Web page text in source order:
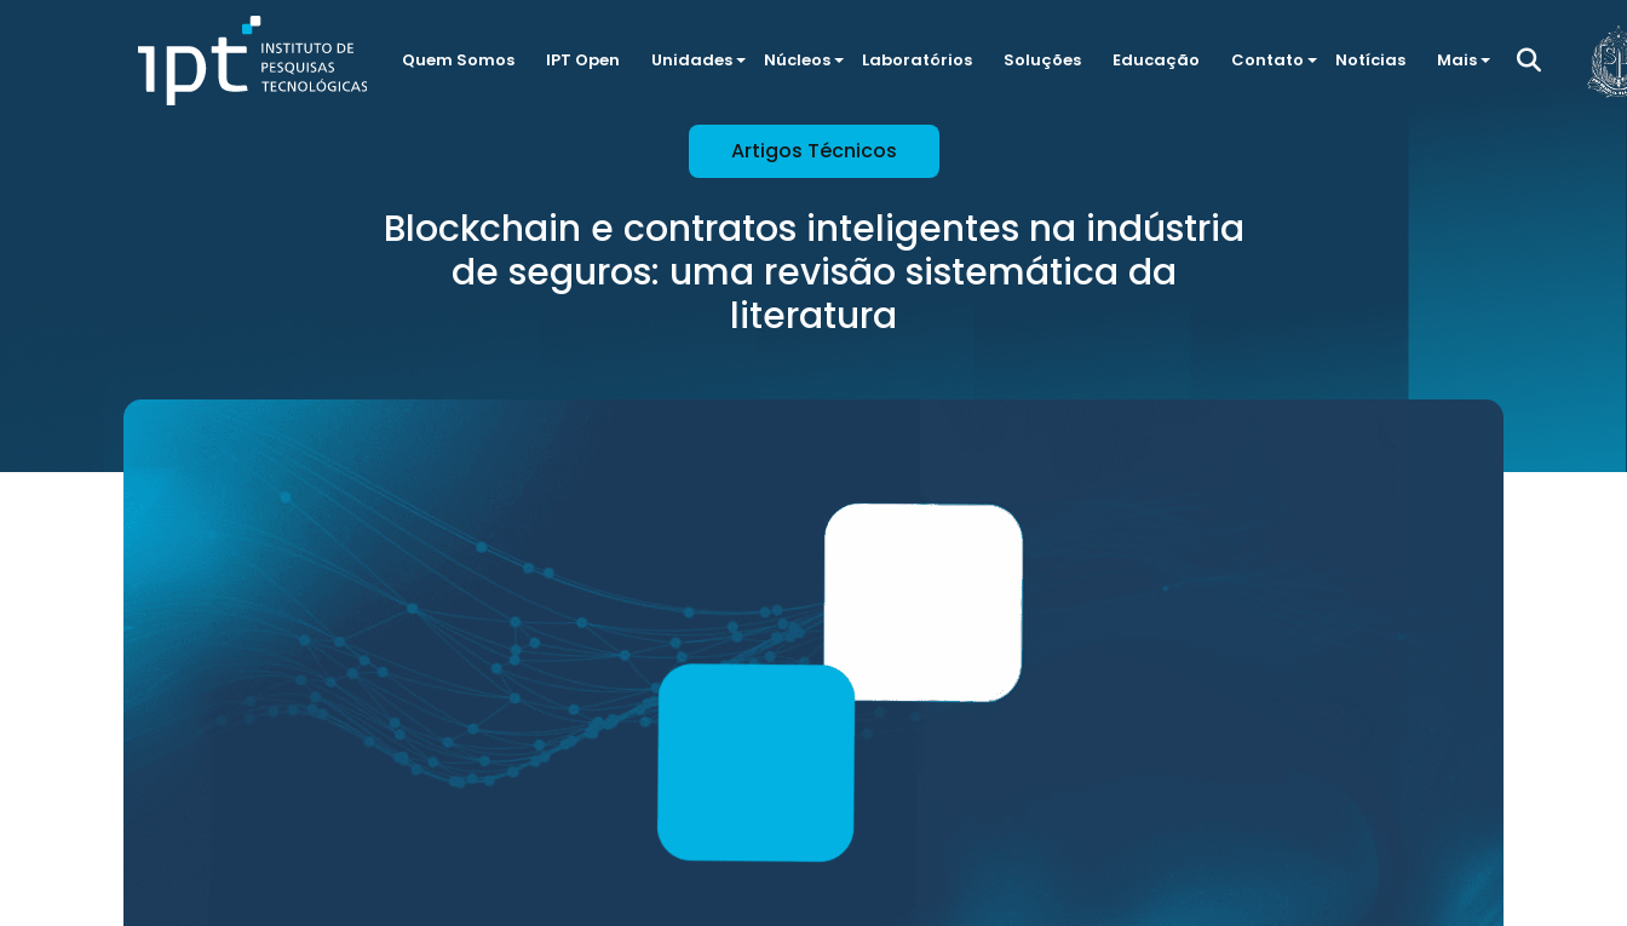
Quem Somos IPT Open Unidades Núcleos Laboratórios Soluções Educação Contato Notícias Mais
Artigos Técnicos
Blockchain e contratos inteligentes na indústria
de seguros: uma revisão sistemática da
literatura